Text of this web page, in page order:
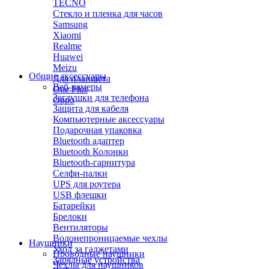
TECNO
Стекло и пленка для часов
Samsung
Xiaomi
Realme
Huawei
Meizu
Для планшета
One Plus
Oppo
Общие аксессуары
Веб-камеры
Заглушки для телефона
Защита для кабеля
Компьютерные аксессуары
Подарочная упаковка
Bluetooth адаптер
Bluetooth Колонки
Bluetooth-гарнитура
Селфи-палки
UPS для роутера
USB флешки
Батарейки
Брелоки
Вентиляторы
Водонепроницаемые чехлы
Уход за гаджетами
Зарядные устройства
Наушники
Проводные наушники
Чехлы для наушников